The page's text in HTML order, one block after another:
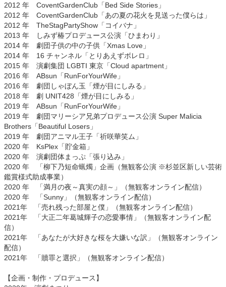
2012 年 CoventGardenClub「Bed Side Stories」
2012 年 CoventGardenClub「あの夏の花火を見送った僕らは」
2012 年 TheStagPartyShow「コイバナ」
2013 年 しみず椿プロデュース公演「ひまわり」
2014 年 劇団子供の中の子供「Xmas Love」
2014 年 16 チャンネル「とりあえずボレロ」
2015 年 演劇集団 LGBTI 東京「Cloud apartment」
2016 年 ABsun「RunForYourWife」
2016 年 劇団しゃぼん玉「煙が目にしみる」
2018 年 劇 UNIT428「煙が目にしみる」
2019 年 ABsun「RunForYourWife」
2019 年 劇団マリーシア兄弟プロデュース公演 Super Malicia
Brothers「Beautiful Losers」
2019 年 劇団アニマル王子「祈咲華笑ム」
2020 年 KsPlex「貯金箱」
2020 年 演劇団体まっぷ「張り込み」
2020 年 「柳下乃短命蝋燭」企画（無観客公演 ※杉並区新しい芸術
鑑賞様式助成事業）
2020 年 「満月の夜～真実の顔～」（無観客オンライン配信）
2020 年 「Sunny」（無観客オンライン配信）
2021年 「売れ残った部屋と僕」（無観客オンライン配信）
2021年 「大正二年葛城輝子の恋愛事情」（無観客オンライン配
信）
2021年 「あなたが大好きな桜を大嫌いな訳」（無観客オンライン
配信）
2021年 「贖罪と選択」（無観客オンライン配信）
【企画・制作・プロデュース】